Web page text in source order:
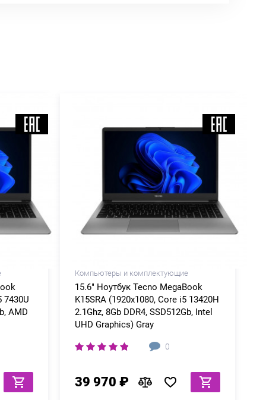
7430U
AMD
Компьютеры и комплектующие
15.6" Ноутбук Tecno MegaBook
K15SRA (1920x1080, Core i5 13420H
2.1Ghz, 8Gb DDR4, SSD512Gb, Intel
UHD Graphics) Gray
0
39 970 ₽